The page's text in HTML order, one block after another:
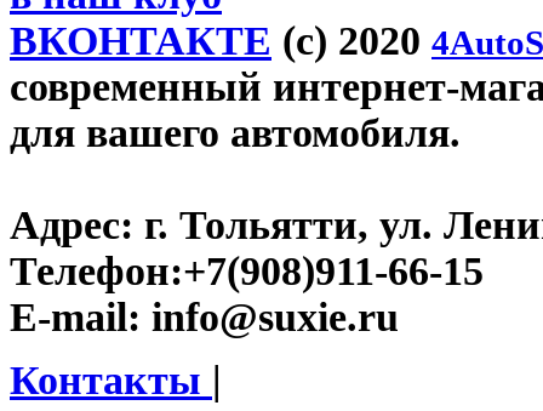
ВКОНТАКТЕ (c) 2020
современный интернет-
для вашего автомобиля.
Адрес: г. Тольятти, ул.
Телефон:+7(908)911-66-15
E-mail: info@suxie.ru
Контакты |